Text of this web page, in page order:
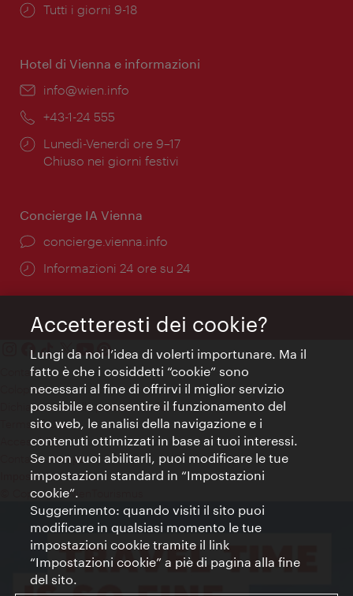
Orari
Tutti i giorni 9-18
Hotel di Vienna e informazioni
Email:
info@wien.info
Telefono:
+43-1-24 555
Orari
di
Lunedì-Venerdì ore 9–17
Chiuso nei giorni festivi
Concierge IA Vienna
Ort:
concierge.vienna.info
Öffnungszeiten:
Informazioni 24 ore su 24
Contatti
Colophon
Dichiarazione sulla protezione dei dati
Terms of Use
Accessibilità
Contatto stampa
Impostazioni cookie
© Copyright WienTourismus
Accetteresti dei cookie?
Lungi da noi l’idea di volerti importunare. Ma il
fatto è che i cosiddetti “cookie” sono
necessari al fine di offrirvi il miglior servizio
possibile e consentire il funzionamento del
sito web, le analisi della navigazione e i
contenuti ottimizzati in base ai tuoi interessi.
Se non vuoi abilitarli, puoi modificare le tue
impostazioni standard in “Impostazioni
cookie”.
Suggerimento: quando visiti il sito puoi
modificare in qualsiasi momento le tue
impostazioni cookie tramite il link
“Impostazioni cookie” a piè di pagina alla fine
del sito.